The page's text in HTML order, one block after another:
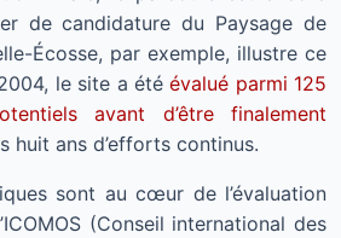
de candidature du Paysage de
Écosse, par exemple, illustre ce
le site a étéévalué parmi 125
avant d’être finalement
huit ans d’efforts continus.
sont au cœur de l’évaluation
(Conseil international des